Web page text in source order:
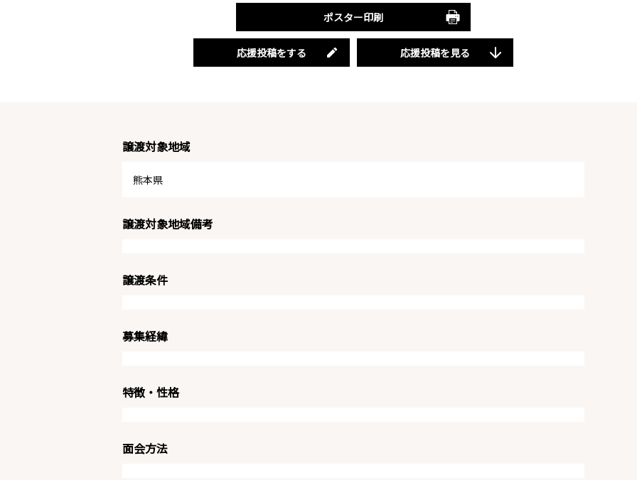
ポスター印刷
応援投稿をする 応援投稿を見る
譲渡対象地域
熊本県
譲渡対象地域備考
譲渡条件
募集経緯
特徴・性格
面会方法